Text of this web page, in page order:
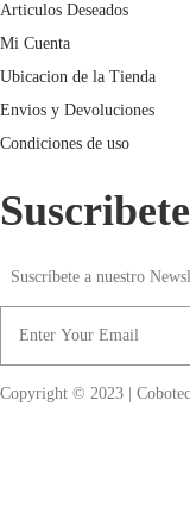
Articulos Deseados
Mi Cuenta
Ubicacion de la Tienda
Envios y Devoluciones
Condiciones de uso
Suscribete
Suscríbete a nuestro
Copyright © 2023 |